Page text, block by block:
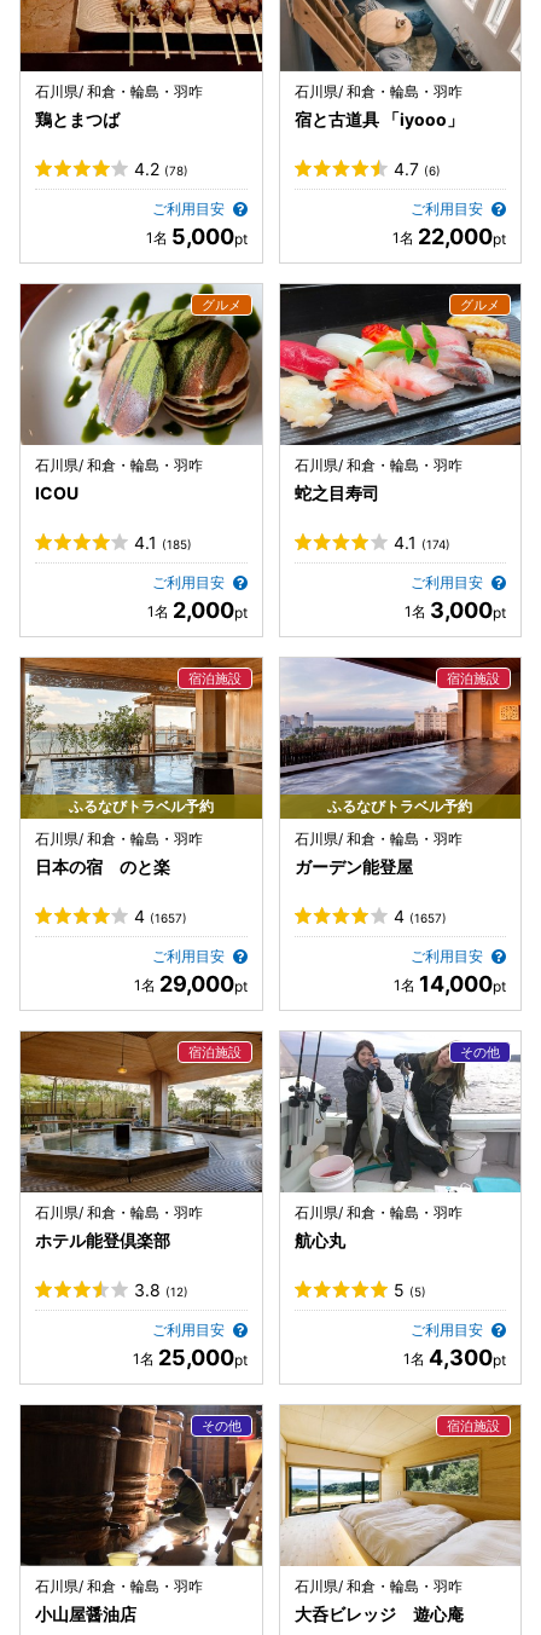
石川県/ 和倉・輪島・羽咋
鶏とまつば
4.2 (78)
ご利用目安
5,000
石川県/ 和倉・輪島・羽咋
宿と古道具 「iyooo」
4.7 (6)
ご利用目安
22,000
石川県/ 和倉・輪島・羽咋
ICOU
4.1 (185)
ご利用目安
2,000
石川県/ 和倉・輪島・羽咋
蛇之目寿司
4.1 (174)
ご利用目安
3,000
ふるなびトラベル予約
石川県/ 和倉・輪島・羽咋
日本の宿 のと楽
4 (1657)
ご利用目安
29,000
ふるなびトラベル予約
石川県/ 和倉・輪島・羽咋
ガーデン能登屋
4 (1657)
ご利用目安
14,000
石川県/ 和倉・輪島・羽咋
ホテル能登倶楽部
3.8 (12)
ご利用目安
25,000
石川県/ 和倉・輪島・羽咋
航心丸
5 (5)
ご利用目安
4,300
石川県/ 和倉・輪島・羽咋
小山屋醤油店
石川県/ 和倉・輪島・羽咋
大呑ビレッジ 遊心庵